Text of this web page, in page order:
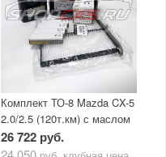
Комплект ТО-8 Mazda CX-5
2.0/2.5 (120т.км) с маслом
Mazda Original Oil Ultra
5W30
26 722 руб.